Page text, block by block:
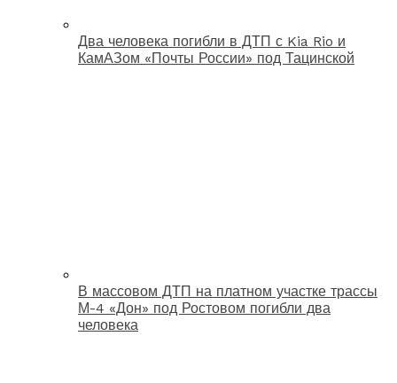
Два человека погибли в ДТП с Kia Rio и
КамАЗом «Почты России» под Тацинской
В массовом ДТП на платном участке трассы
М-4 «Дон» под Ростовом погибли два
человека